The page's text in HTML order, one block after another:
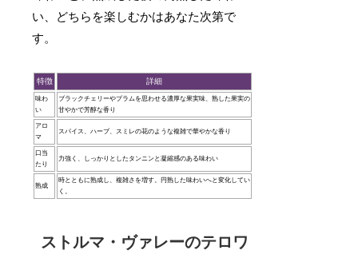
い、どちらを楽しむかはあなた次第で
す。
特徴 詳細
味わ
い
ブラックチェリーやプラムを思わせる濃厚な果実味、熟した果実の
甘やかで芳醇な香り
アロ
マ
スパイス、ハーブ、スミレの花のような複雑で華やかな香り
口当
たり
力強く、しっかりとしたタンニンと凝縮感のある味わい
熟成
時とともに熟成し、複雑さを増す。円熟した味わいへと変化してい
く。
ストルマ・ヴァレーのテロワ